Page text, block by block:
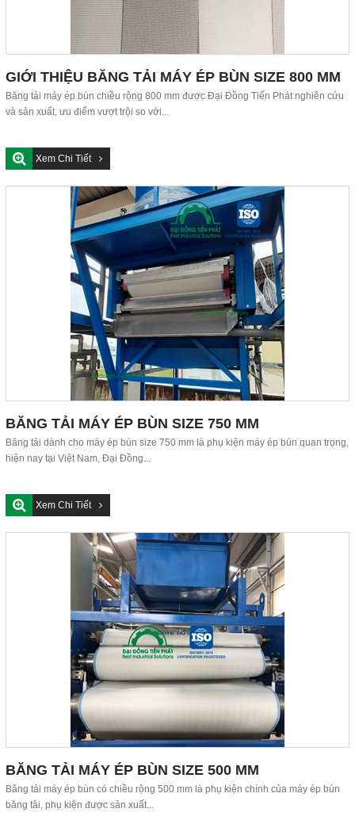
GIỚI THIỆU BĂNG TẢI MÁY ÉP BÙN SIZE 800 MM
Băng tải máy ép bùn chiều rộng 800 mm được Đại Đồng Tiến Phát nghiên cứu
và sản xuất, ưu điểm vượt trội so với...
Xem Chi Tiết
BĂNG TẢI MÁY ÉP BÙN SIZE 750 MM
Băng tải dành cho máy ép bùn size 750 mm là phụ kiện máy ép bùn quan trọng,
hiện nay tại Việt Nam, Đại Đồng...
Xem Chi Tiết
BĂNG TẢI MÁY ÉP BÙN SIZE 500 MM
Băng tải máy ép bùn có chiều rộng 500 mm là phụ kiện chính của máy ép bùn
băng tải, phụ kiện được sản xuất...